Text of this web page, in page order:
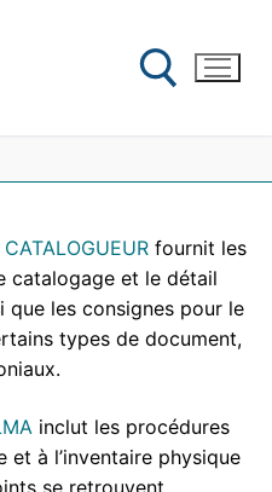
fournit les
catalogage et le détail
que les consignes pour le
types de document,
inclut les procédures
à l’inventaire physique
se retrouvent